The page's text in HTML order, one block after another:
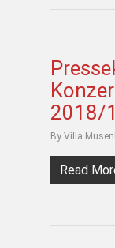
2018/
By Villa
Read